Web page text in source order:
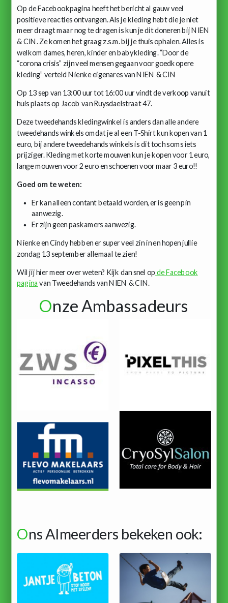
Op de Facebookpagina heeft het bericht al gauw veel
positieve reacties ontvangen. Als je kleding hebt die je niet
meer draagt maar nog te dragen is kun je dit doneren bij NIEN
& CIN. Ze komen het graag z.s.m. bij je thuis ophalen. Alles is
welkom dames, heren, kinder en babykleding. “Door de
“corona crisis” zijn veel mensen gegaan voor goedkopere
kleding” verteld Nienke eigenares van NIEN & CIN
Op 13 sep van 13:00 uur tot 16:00 uur vindt de verkoop vanuit
huis plaats op Jacob van Ruysdaelstraat 47.
Deze tweedehands kledingwinkel is anders dan alle andere
tweedehands winkels omdat je al een T-Shirt kun kopen van 1
euro, bij andere tweedehands winkels is dit toch soms iets
prijziger. Kleding met korte mouwen kun je kopen voor 1 euro,
lange mouwen voor 2 euro en schoenen voor maar 3 euro!!
Goed om te weten:
Er kan alleen contant betaald worden, er is geen pin
aanwezig.
Er zijn geen paskamers aanwezig.
Nienke en Cindy hebben er super veel zin in en hopen jullie
zondag 13 september allemaal te zien!
Wil jij hier meer over weten? Kijk dan snel op de Facebook
pagina van Tweedehands van NIEN & CIN.
Onze Ambassadeurs
Ons Almeerders bekeken ook: